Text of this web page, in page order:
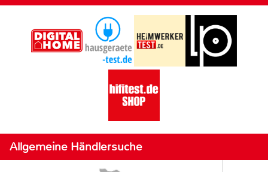
Allgemeine Händlersuche